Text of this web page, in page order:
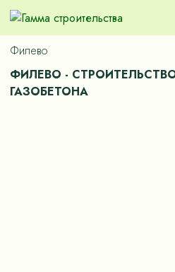
Филево
ФИЛЕВО -
ГАЗОБЕТОНА